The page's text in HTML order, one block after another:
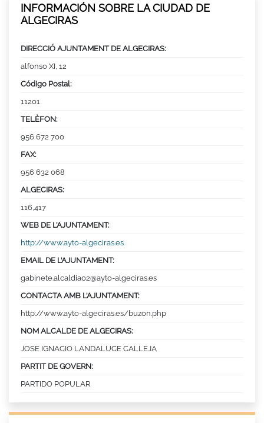
INFORMACIÓN SOBRE LA CIUDAD DE
ALGECIRAS
DIRECCIÓ AJUNTAMENT DE ALGECIRAS:
alfonso XI, 12
Código Postal:
11201
TELÈFON:
956 672 700
FAX:
956 632 068
ALGECIRAS:
116,417
WEB DE L’AJUNTAMENT:
http://www.ayto-algeciras.es
EMAIL DE L’AJUNTAMENT:
gabinete.alcaldia02@ayto-algeciras.es
CONTACTA AMB L’AJUNTAMENT:
http://www.ayto-algeciras.es/buzon.php
NOM ALCALDE DE ALGECIRAS:
JOSE IGNACIO LANDALUCE CALLEJA
PARTIT DE GOVERN:
PARTIDO POPULAR